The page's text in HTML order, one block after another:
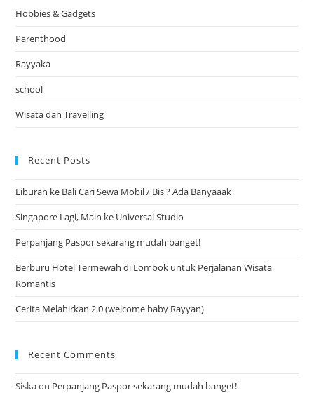
Hobbies & Gadgets
Parenthood
Rayyaka
school
Wisata dan Travelling
Recent Posts
Liburan ke Bali Cari Sewa Mobil / Bis ? Ada Banyaaak
Singapore Lagi, Main ke Universal Studio
Perpanjang Paspor sekarang mudah banget!
Berburu Hotel Termewah di Lombok untuk Perjalanan Wisata
Romantis
Cerita Melahirkan 2.0 (welcome baby Rayyan)
Recent Comments
Siskaon Perpanjang Paspor sekarang mudah banget!